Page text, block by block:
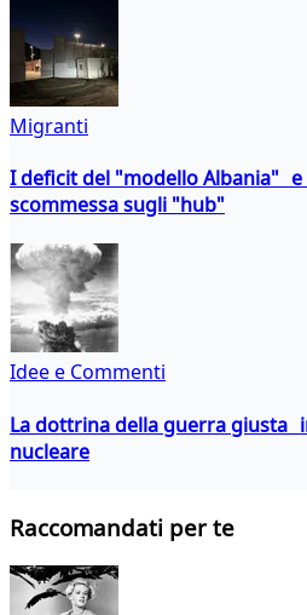
Migranti
I deficit del "modello Albania" e
scommessa sugli "hub"
Idee e Commenti
La dottrina della guerra giusta
nucleare
Raccomandati per te